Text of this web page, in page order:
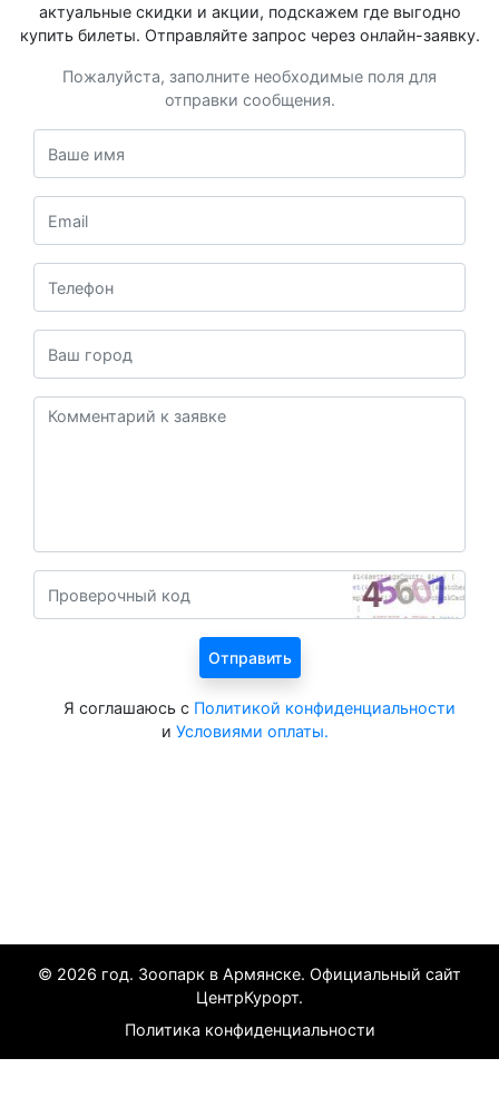
актуальные скидки и акции, подскажем где выгодно
купить билеты. Отправляйте запрос через онлайн-заявку.
Пожалуйста, заполните необходимые поля для
отправки сообщения.
Я соглашаюсь с Политикой конфиденциальности
и Условиями оплаты.
© 2026 год. Зоопарк в Армянске. Официальный сайт
ЦентрКурорт.
Политика конфиденциальности